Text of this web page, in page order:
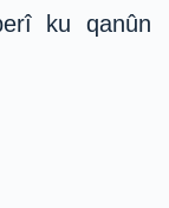
ku qanûn